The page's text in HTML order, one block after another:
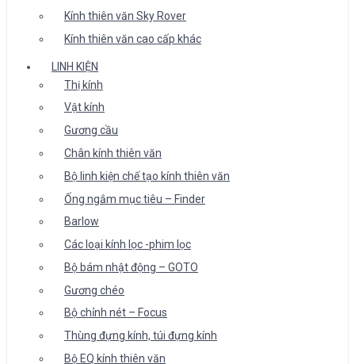
Kính thiên văn Sky Rover
Kính thiên văn cao cấp khác
LINH KIỆN
Thị kính
Vật kính
Gương cầu
Chân kính thiên văn
Bộ linh kiện chế tạo kính thiên văn
Ống ngắm mục tiêu – Finder
Barlow
Các loại kính lọc -phim lọc
Bộ bám nhật động – GOTO
Gương chéo
Bộ chỉnh nét – Focus
Thùng đựng kính, túi đựng kính
Bộ EQ kính thiên văn